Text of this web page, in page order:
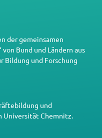
der gemeinsamen
Bund und Ländern aus
Bildung und Forschung
und
Universität Chemnitz.